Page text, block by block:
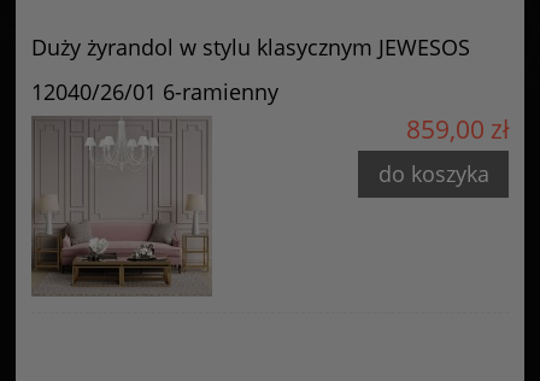
Duży żyrandol w stylu klasycznym JEWESOS
12040/26/01 6-ramienny
859,00 zł
do koszyka